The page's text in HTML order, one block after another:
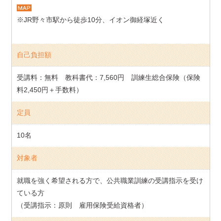
※JR野々市駅から徒歩10分、イオン御経塚近く
自己負担額
受講料：無料 教科書代：7,560円 訓練生総合保険（保険
料2,450円＋手数料）
定員
10名
対象者
就職を強く希望される方で、公共職業訓練の受講指示を受け
ている方
（受講指示：原則 雇用保険受給資格者）